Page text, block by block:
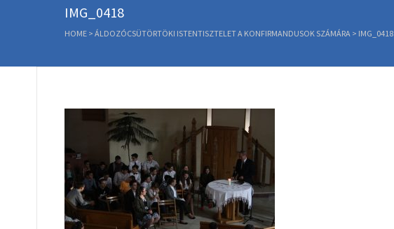
IMG_0418
HOME > ÁLDOZÓCSÜTÖRTÖKI ISTENTISZTELET A KONFIRMANDUSOK SZÁMÁRA > IMG_0418